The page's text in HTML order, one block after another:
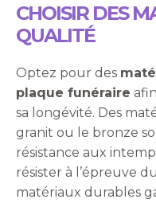
CHOISIR DES
QUALITÉ
Optez pour des
plaque funéraire
sa longévité. Des
granit ou le bronze
résistance aux
résister à l’épreuve
matériaux durables